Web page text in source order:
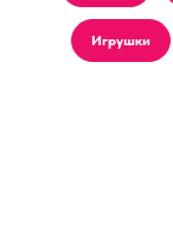
Игрушки